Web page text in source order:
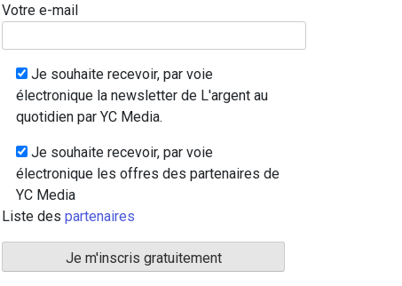
Votre e-mail
Je souhaite recevoir, par voie
électronique la newsletter de L'argent au
quotidien par YC Media.
Je souhaite recevoir, par voie
électronique les offres des partenaires de
YC Media
Liste des partenaires